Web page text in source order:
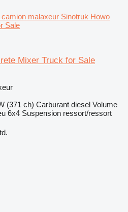
camion malaxeur Sinotruk Howo
Sale
Mixer Truck for Sale
(371 ch) Carburant diesel Volume
6x4 Suspension ressort/ressort